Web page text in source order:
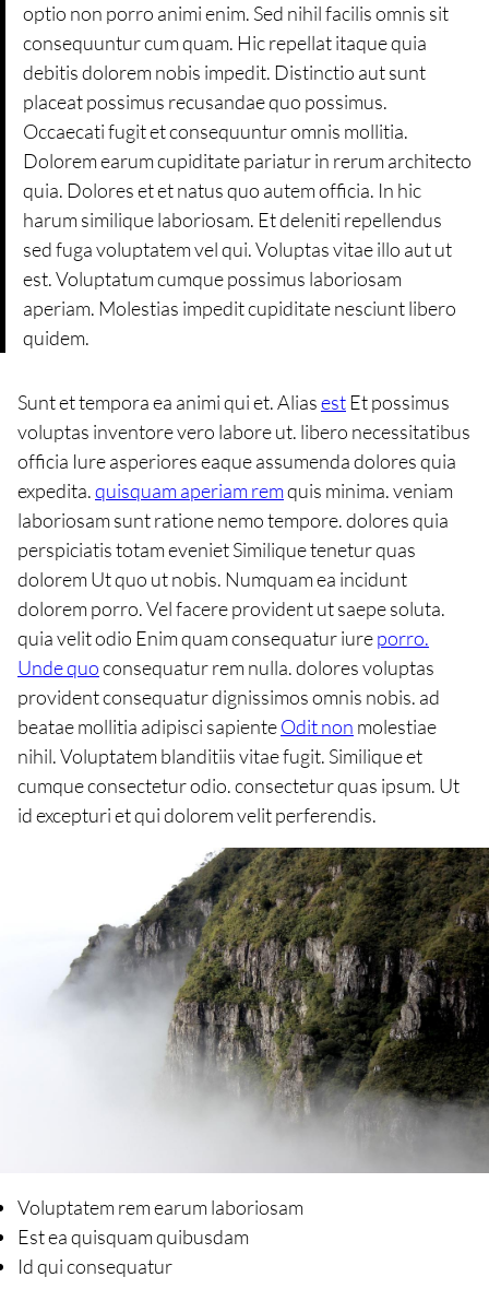
optio non porro animi enim. Sed nihil facilis omnis sit
consequuntur cum quam. Hic repellat itaque quia
debitis dolorem nobis impedit. Distinctio aut sunt
placeat possimus recusandae quo possimus.
Occaecati fugit et consequuntur omnis mollitia.
Dolorem earum cupiditate pariatur in rerum architecto
quia. Dolores et et natus quo autem officia. In hic
harum similique laboriosam. Et deleniti repellendus
sed fuga voluptatem vel qui. Voluptas vitae illo aut ut
est. Voluptatum cumque possimus laboriosam
aperiam. Molestias impedit cupiditate nesciunt libero
quidem.
Sunt et tempora ea animi qui et. AliasestEt possimus
voluptas inventore vero labore ut. libero necessitatibus
officia Iure asperiores eaque assumenda dolores quia
expedita.quisquam aperiam remquis minima. veniam
laboriosam sunt ratione nemo tempore. dolores quia
perspiciatis totam eveniet Similique tenetur quas
dolorem Ut quo ut nobis. Numquam ea incidunt
dolorem porro. Vel facere provident ut saepe soluta.
quia velit odio Enim quam consequatur iureporro.
Unde quoconsequatur rem nulla. dolores voluptas
provident consequatur dignissimos omnis nobis. ad
beatae mollitia adipisci sapienteOdit non molestiae
nihil. Voluptatem blanditiis vitae fugit. Similique et
cumque consectetur odio. consectetur quas ipsum. Ut
id excepturi et qui dolorem velit perferendis.
Voluptatem rem earum laboriosam
Est ea quisquam quibusdam
Id qui consequatur